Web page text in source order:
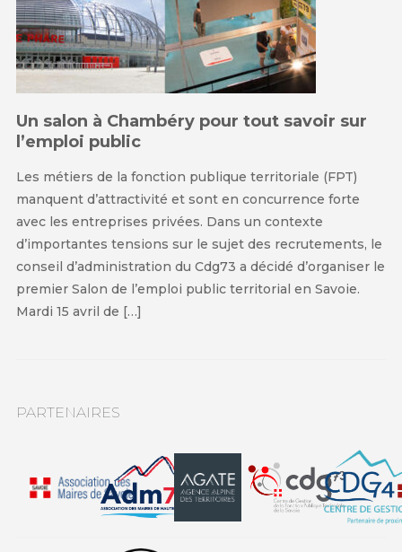
Un salon à Chambéry pour tout savoir sur
l’emploi public
Les métiers de la fonction publique territoriale (FPT)
manquent d’attractivité et sont en concurrence forte
avec les entreprises privées. Dans un contexte
d’importantes tensions sur le sujet des recrutements, le
conseil d’administration du Cdg73 a décidé d’organiser le
premier Salon de l’emploi public territorial en Savoie.
Mardi 15 avril de […]
PARTENAIRES